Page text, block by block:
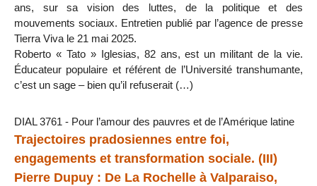
ans, sur sa vision des luttes, de la politique et des
mouvements sociaux. Entretien publié par l’agence de presse
Tierra Viva le 21 mai 2025.
Roberto « Tato » Iglesias, 82 ans, est un militant de la vie.
Éducateur populaire et référent de l’Université transhumante,
c’est un sage – bien qu’il refuserait (…)
DIAL 3761 - Pour l’amour des pauvres et de l’Amérique latine
Trajectoires pradosiennes entre foi,
engagements et transformation sociale. (III)
Pierre Dupuy : De La Rochelle à Valparaiso,